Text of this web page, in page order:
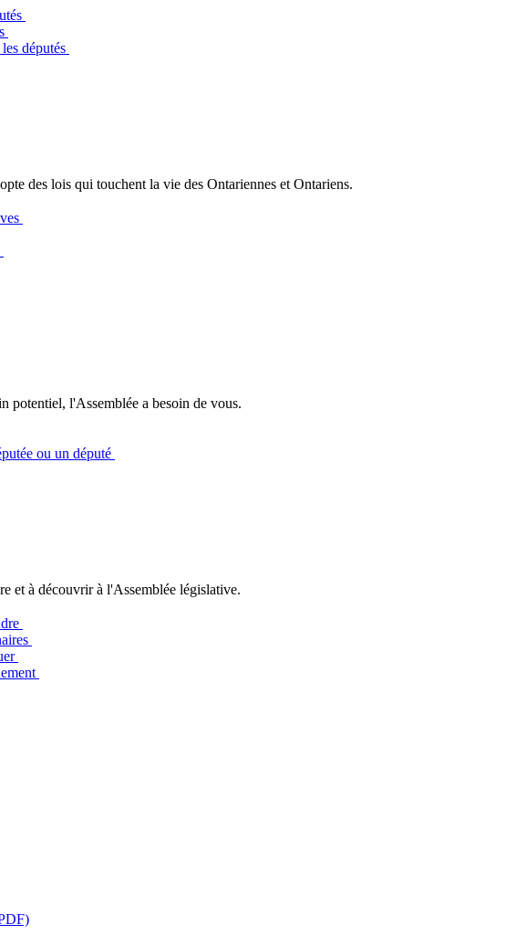
députés
des lois qui touchent la vie des Ontariennes et Ontariens.
potentiel, l'Assemblée a besoin de vous.
ou un député
et à découvrir à l'Assemblée législative.